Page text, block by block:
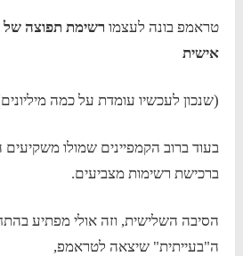
טראמפ בונה לעצמו רשימת תפוצה של
אישית
(שנכון לעכשיו עומדת על כמה
בעוד ברוב הקמפיינים שמולו
ברכישת רשימות מצביעים.
הסיבה השלישית, וזה אולי מפתיע
ה"בעייתית" שיצאה לטראמפ,